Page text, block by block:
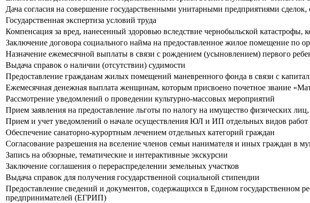
Дача согласия на совершение государственными унитарными предприятиями
Государственная экспертиза условий труда
Компенсация за вред, нанесенный здоровью вследствие чернобыльской
Заключение договора социального найма на предоставленное жилое помещение по
Назначение ежемесячной выплаты в связи с рождением (усыновлением) первого
Выдача справок о наличии (отсутствии) судимости
Предоставление гражданам жилых помещений маневренного фонда в связи с
Ежемесячная денежная выплата женщинам, которым присвоено почетное звание
Рассмотрение уведомлений о проведении культурно-массовых мероприятий
Прием заявления на предоставление льготы по налогу на имущество физических
Прием и учет уведомлений о начале осуществления ЮЛ и ИП отдельных видов
Обеспечение санаторно-курортным лечением отдельных категорий граждан
Согласование разрешения на вселение членов семьи нанимателя и иных граждан
Запись на обзорные, тематические и интерактивные экскурсии
Заключение соглашения о перераспределении земельных участков
Выдача справок для получения государственной социальной стипендии
Предоставление сведений и документов, содержащихся в Едином
предпринимателей (ЕГРИП)